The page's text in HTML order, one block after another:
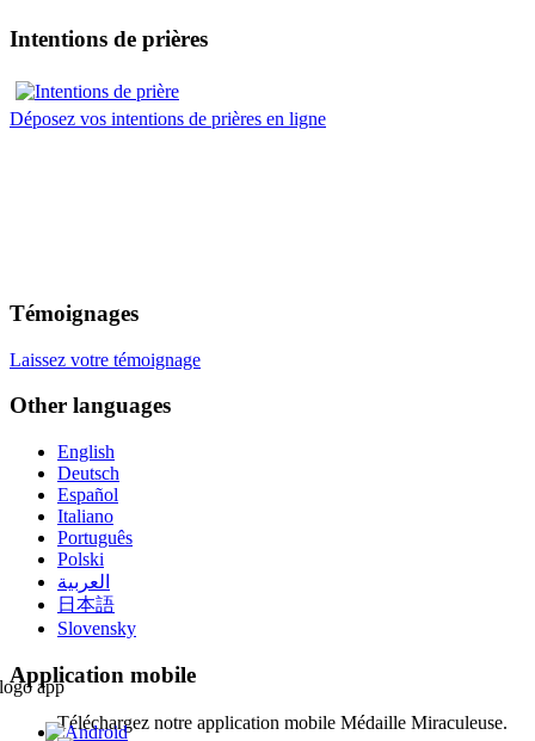
Intentions de prières
Déposez vos intentions de prières en ligne
Témoignages
Laissez votre témoignage
Other languages
English
Deutsch
Español
Italiano
Português
Polski
العربية
日本語
Slovensky
Application mobile
Téléchargez notre application mobile Médaille Miraculeuse.